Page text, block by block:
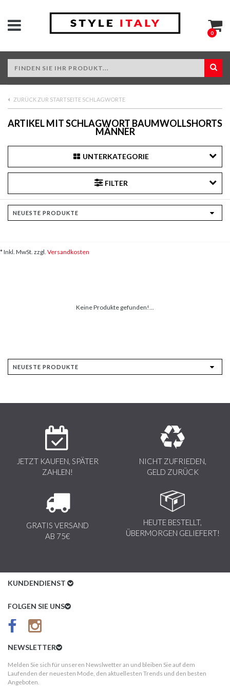
0
ZURÜCK ZUR STARTSEITE SCHLAGWORTE
ARTIKEL MIT SCHLAGWORT BAUMWOLLSHORTS
MÄNNER
UNTERKATEGORIE
FILTER
* Inkl. MwSt. zzgl. Versandkosten
Keine Produkte gefunden!...
JETZT KAUFEN, SPÄTER
ZAHLEN!
NICHT ZUFRIEDEN,
GELD ZURÜCK
GRATIS VERSAND
AB 75€
HEUTE BESTELLT,
ÜBERMORGEN GELIEFERT!
KUNDENDIENST
Kundenservice
AGB
Kundeninformationen
FOLGEN SIE UNS
NEWSLETTER
Melden Sie sich für unseren Newslwetter an und bleiben Sie auf dem
Laufenden der neuesten Mode, den aktuellesten Trends und den besten
Angeboten.